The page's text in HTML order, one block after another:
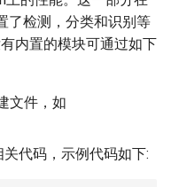
了检测，分类和识别等
内置的模块可通过如下
文件，如
代码，示例代码如下: